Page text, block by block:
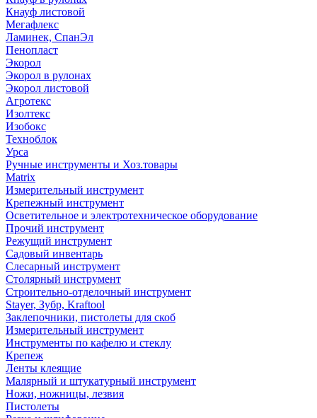
Кнауф листовой
Мегафлекс
Ламинек, СпанЭл
Пенопласт
Экорол
Экорол в рулонах
Экорол листовой
Агротекс
Изолтекс
Изобокс
Техноблок
Урса
Ручные инструменты и Хоз.товары
Matrix
Измерительный инструмент
Крепежный инструмент
Осветительное и электротехническое оборудование
Прочий инструмент
Режущий инструмент
Садовый инвентарь
Слесарный инструмент
Столярный инструмент
Строительно-отделочный инструмент
Stayer, Зубр, Kraftool
Заклепочники, пистолеты для скоб
Измерительный инструмент
Инструменты по кафелю и стеклу
Крепеж
Ленты клеящие
Малярный и штукатурный инструмент
Ножи, ножницы, лезвия
Пистолеты